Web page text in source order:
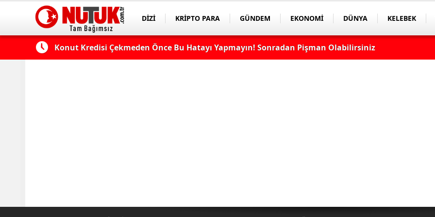
DİZİ KRİPTO PARA GÜNDEM EKONOMİ DÜNYA KELEBEK
Edilmeli? Konut Kredisi Çekmeden Önce Bu Hatayı Yapmayın! Sonradan Pişman Olabilirsiniz